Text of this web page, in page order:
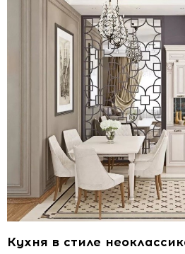
Кухня в стиле